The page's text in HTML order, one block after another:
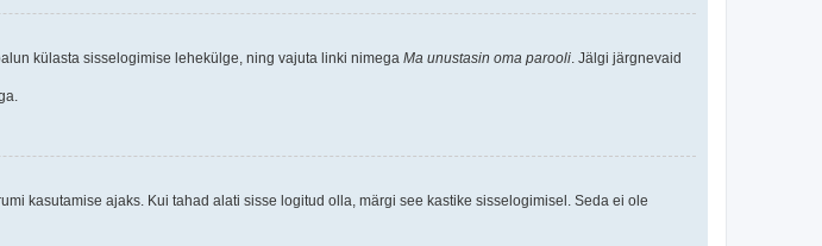
külasta sisselogimise lehekülge, ning vajuta linki nimega Ma unustasin oma parooli . Jälgi järgnevaid
kasutamise ajaks. Kui tahad alati sisse logitud olla, märgi see kastike sisselogimisel. Seda ei ole